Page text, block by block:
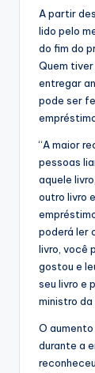
A partir
lido pelo
do fim do
Quem tiver
entregar
pode ser
“A maior
pessoas
aquele
outro livro
poderá ler
livro, você
gostou e
seu livro e
ministro da
O
durante a